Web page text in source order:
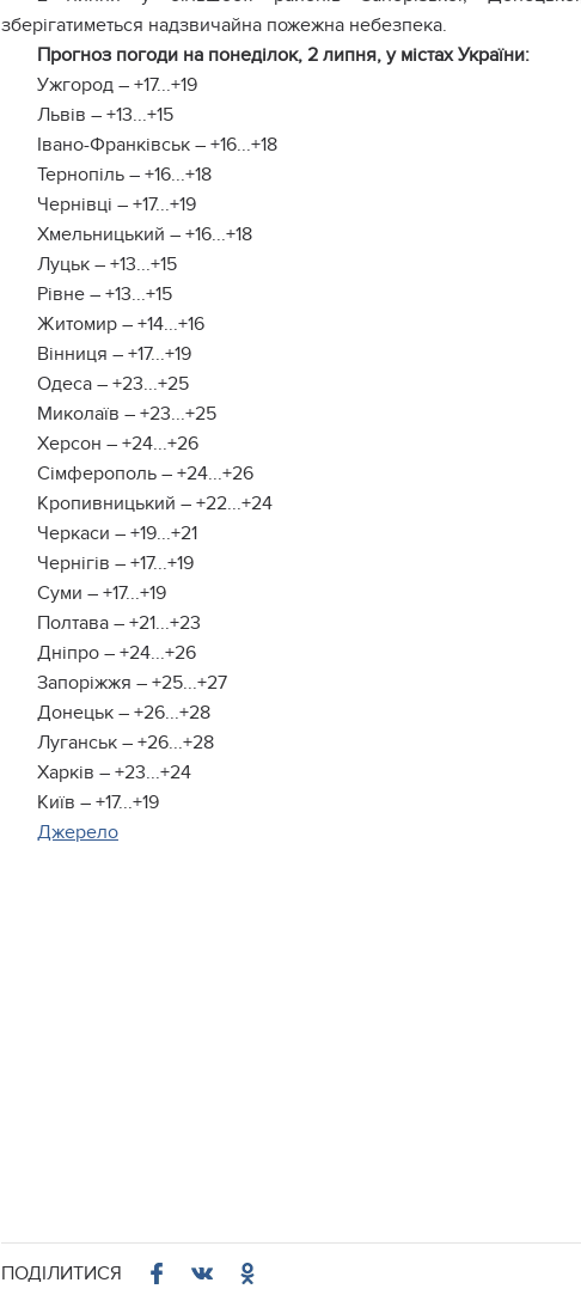
зберігатиметься надзвичайна пожежна небезпека.
Прогноз погоди на понеділок, 2 липня, у містах України:
Ужгород – +17...+19
Львів – +13...+15
Івано-Франківськ – +16...+18
Тернопіль – +16...+18
Чернівці – +17...+19
Хмельницький – +16...+18
Луцьк – +13...+15
Рівне – +13...+15
Житомир – +14...+16
Вінниця – +17...+19
Одеса – +23...+25
Миколаїв – +23...+25
Херсон – +24...+26
Сімферополь – +24...+26
Кропивницький – +22...+24
Черкаси – +19...+21
Чернігів – +17...+19
Суми – +17...+19
Полтава – +21...+23
Дніпро – +24...+26
Запоріжжя – +25...+27
Донецьк – +26...+28
Луганськ – +26...+28
Харків – +23...+24
Київ – +17...+19
Джерело
ПОДІЛИТИСЯ